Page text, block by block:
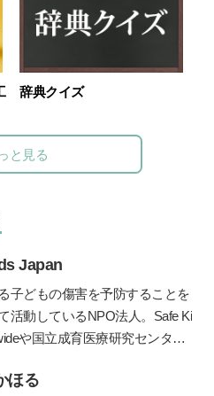
辞典クイズ
と見る
Japan
子どもの傷害を予防することを
活動しているNPO法人。Safe Ki
や国立成育医療研究センタ
害予防に関する様々な活動を行
ほる